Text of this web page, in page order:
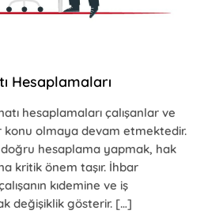
Hesaplamaları
hesaplamaları çalışanlar ve
konu olmaya devam etmektedir.
hesaplama yapmak, hak
kritik önem taşır. İhbar
kıdemine ve iş
değişiklik gösterir. […]